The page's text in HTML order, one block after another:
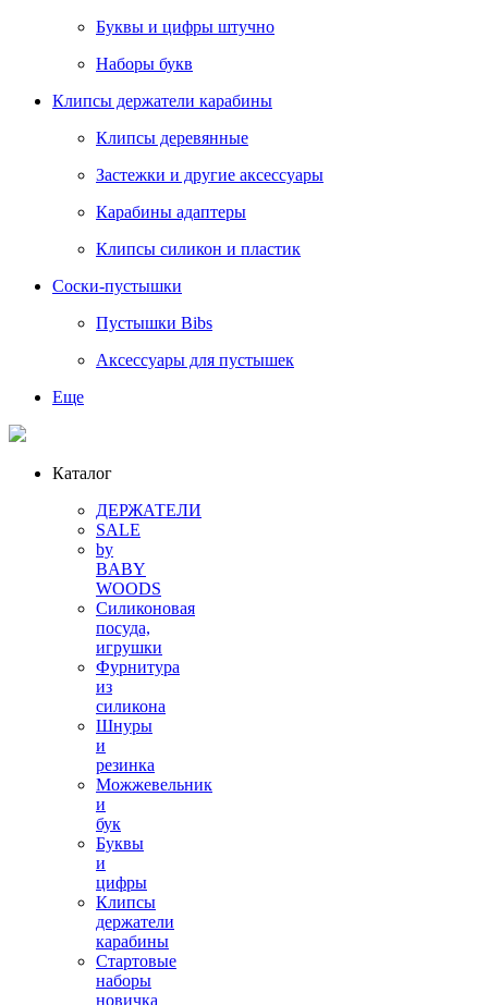
Буквы и цифры штучно
Наборы букв
Клипсы держатели карабины
Клипсы деревянные
Застежки и другие аксессуары
Карабины адаптеры
Клипсы силикон и пластик
Соски-пустышки
Пустышки Bibs
Аксессуары для пустышек
Еще
Каталог
ДЕРЖАТЕЛИ
SALE
by
BABY
WOODS
Силиконовая
посуда,
игрушки
Фурнитура
из
силикона
Шнуры
и
резинка
Можжевельник
и
бук
Буквы
и
цифры
Клипсы
держатели
карабины
Стартовые
наборы
новичка